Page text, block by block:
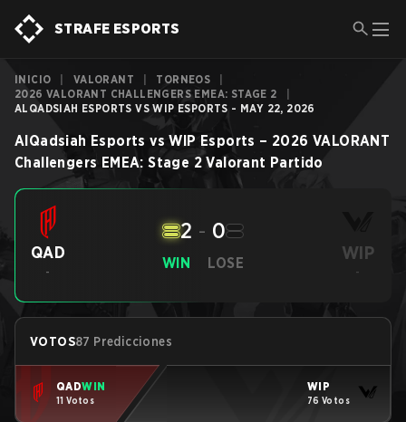
STRAFE ESPORTS
INICIO VALORANT TORNEOS
2026 VALORANT CHALLENGERS EMEA: STAGE 2
ALQADSIAH ESPORTS VS WIP ESPORTS - MAY 22, 2026
AlQadsiah Esports vs WIP Esports – 2026 VALORANT
Challengers EMEA: Stage 2 Valorant Partido
QAD
-
WIN
2 - 0
LOSE WIP
-
VOTOS87 Predicciones
QADWIN
11 Votos
WIP
76 Votos